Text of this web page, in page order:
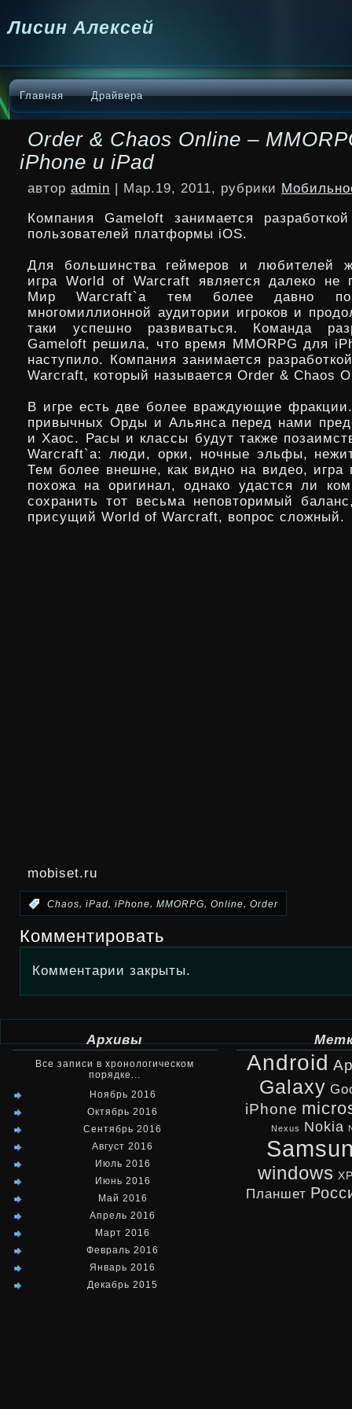
Лисин Алексей
Главная Драйвера
Order & Chaos Online –
iPhone и iPad
автор admin | Мар.19, 2011, рубрики
Компания Gameloft занимается
пользователей платформы iOS.
Для большинства геймеров и любителей
игра World of Warcraft является далеко не
Мир Warcraft`а тем более давно
многомиллионной аудитории игроков и
таки успешно развиваться. Команда
Gameloft решила, что время MMORPG для
наступило. Компания занимается
Warcraft, который называется Order & Chaos
В игре есть две более враждующие
привычных Орды и Альянса перед нами
и Хаос. Расы и классы будут также
Warcraft`а: люди, орки, ночные эльфы,
Тем более внешне, как видно на видео, игра
похожа на оригинал, однако удастся ли
сохранить тот весьма неповторимый
присущий World of Warcraft, вопрос сложный.
mobiset.ru
Chaos, iPad, iPhone, MMORPG, Online, Order
Комментировать
Комментарии закрыты.
Архивы
Все записи в хронологическом
порядке...
Ноябрь 2016
Октябрь 2016
Сентябрь 2016
Август 2016
Июль 2016
Июнь 2016
Май 2016
Апрель 2016
Март 2016
Февраль 2016
Январь 2016
Декабрь 2015
Android
Galaxy
iPhone
Nexus Nokia
windows
Планшет